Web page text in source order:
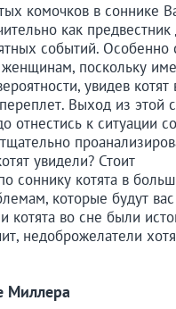
комочков в соннике
как
событий. Особенно
женщинам, поскольку
увидев котят
Выход из этой
отнестись к ситуации
увидели? Стоит
соннику котята в
которые будут
котята во сне были
недоброжелатели
Миллера